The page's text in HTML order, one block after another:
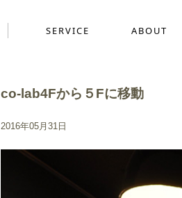
SERVICE ABOUT
co-lab4Fから５Fに移動
2016年05月31日